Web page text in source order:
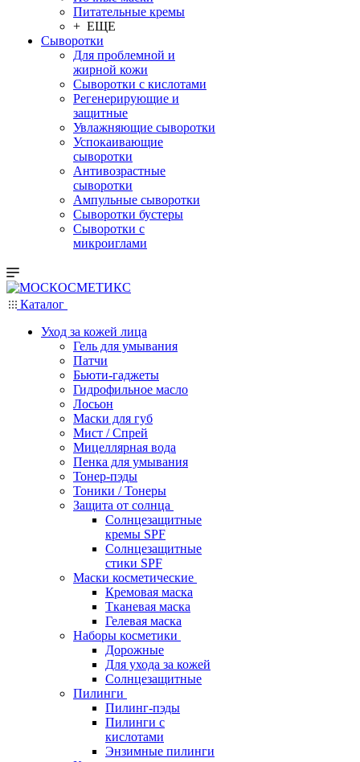
Питательные кремы
+ ЕЩЕ
Сыворотки
Для проблемной и
жирной кожи
Сыворотки с кислотами
Регенерирующие и
защитные
Увлажняющие сыворотки
Успокаивающие
сыворотки
Антивозрастные
сыворотки
Ампульные сыворотки
Сыворотки бустеры
Сыворотки с
микроиглами
Каталог
Уход за кожей лица
Гель для умывания
Патчи
Бьюти-гаджеты
Гидрофильное масло
Лосьон
Маски для губ
Мист / Спрей
Мицеллярная вода
Пенка для умывания
Тонер-пэды
Тоники / Тонеры
Защита от солнца
Солнцезащитные
кремы SPF
Солнцезащитные
стики SPF
Маски косметические
Кремовая маска
Тканевая маска
Гелевая маска
Наборы косметики
Дорожные
Для ухода за кожей
Солнцезащитные
Пилинги
Пилинг-пэды
Пилинги с
кислотами
Энзимные пилинги